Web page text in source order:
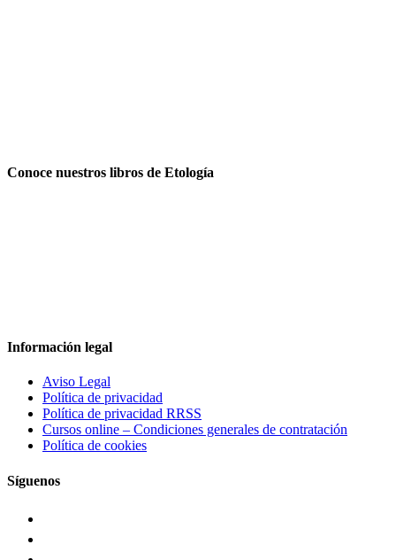
Conoce nuestros libros de Etología
Información legal
Aviso Legal
Política de privacidad
Política de privacidad RRSS
Cursos online – Condiciones generales de contratación
Política de cookies
Síguenos